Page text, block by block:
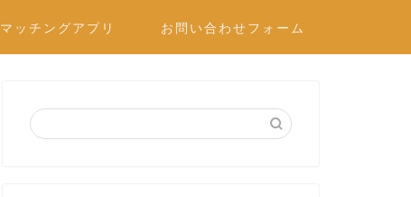
マッチングアプリ お問い合わせフォーム